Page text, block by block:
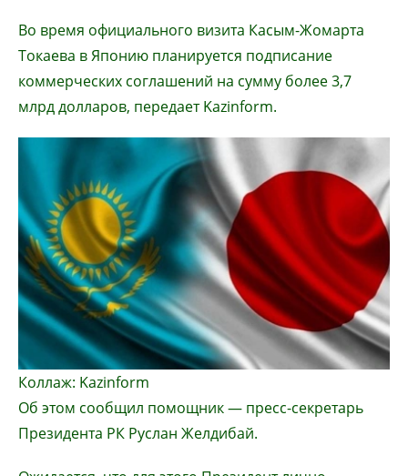
Во время официального визита Касым-Жомарта
Токаева в Японию планируется подписание
коммерческих соглашений на сумму более 3,7
млрд долларов, передает Kazinform.
Коллаж: Kazinform
Об этом сообщил помощник — пресс-секретарь
Президента РК Руслан Желдибай.